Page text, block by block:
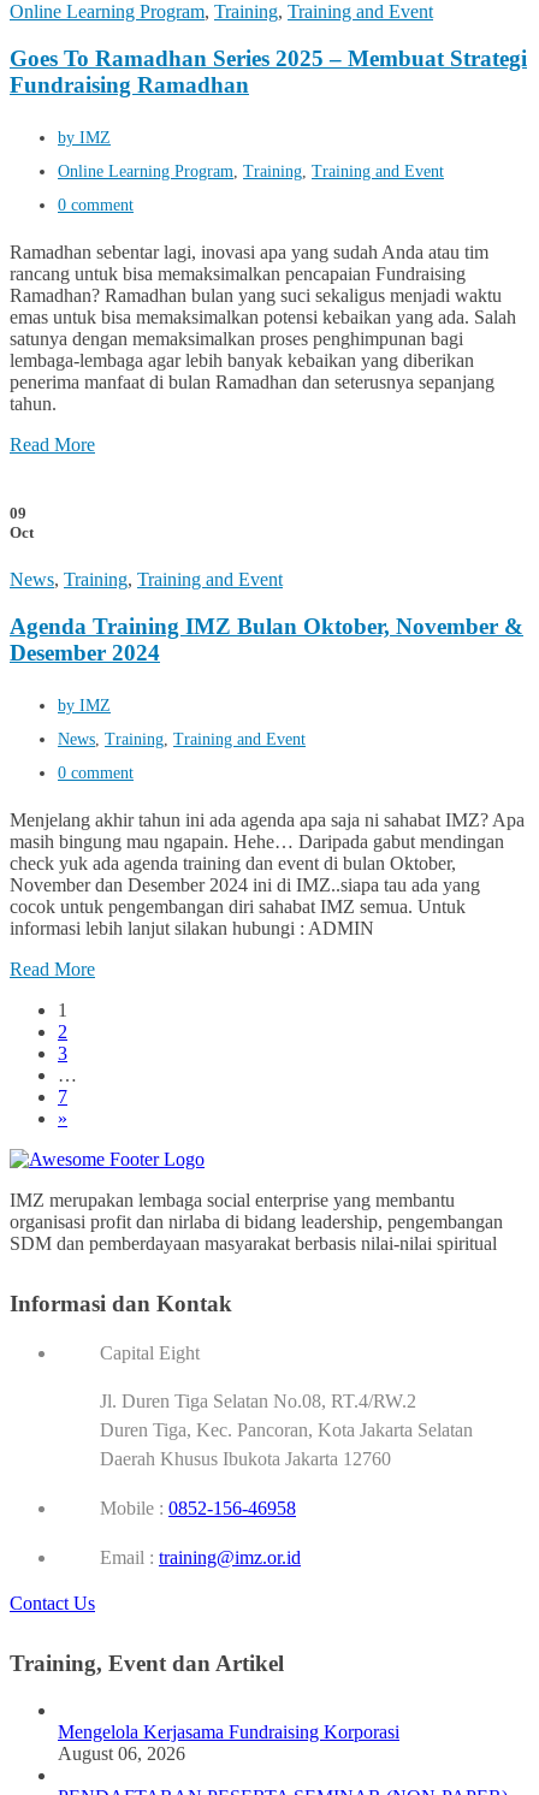
Online Learning Program, Training, Training and Event
Goes To Ramadhan Series 2025 – Membuat Strategi
Fundraising Ramadhan
by IMZ
Online Learning Program Training Training and Event
0 comment
Ramadhan sebentar lagi, inovasi apa yang sudah Anda atau tim
rancang untuk bisa memaksimalkan pencapaian Fundraising
Ramadhan? Ramadhan bulan yang suci sekaligus menjadi waktu
emas untuk bisa memaksimalkan potensi kebaikan yang ada. Salah
satunya dengan memaksimalkan proses penghimpunan bagi
lembaga-lembaga agar lebih banyak kebaikan yang diberikan
penerima manfaat di bulan Ramadhan dan seterusnya sepanjang
tahun.
Read More
09
Oct
News, Training, Training and Event
Agenda Training IMZ Bulan Oktober, November &
Desember 2024
by IMZ
News Training Training and Event
0 comment
Menjelang akhir tahun ini ada agenda apa saja ni sahabat IMZ? Apa
masih bingung mau ngapain. Hehe… Daripada gabut mendingan
check yuk ada agenda training dan event di bulan Oktober,
November dan Desember 2024 ini di IMZ..siapa tau ada yang
cocok untuk pengembangan diri sahabat IMZ semua. Untuk
informasi lebih lanjut silakan hubungi : ADMIN
Read More
1
2
3
…
7
»
IMZ merupakan lembaga social enterprise yang membantu
organisasi profit dan nirlaba di bidang leadership, pengembangan
SDM dan pemberdayaan masyarakat berbasis nilai-nilai spiritual
Informasi dan Kontak
Capital Eight
Jl. Duren Tiga Selatan No.08, RT.4/RW.2
Duren Tiga, Kec. Pancoran, Kota Jakarta Selatan
Daerah Khusus Ibukota Jakarta 12760
Mobile : 0852-156-46958
Email : training@imz.or.id
Contact Us
Training, Event dan Artikel
Mengelola Kerjasama Fundraising Korporasi
August 06, 2026